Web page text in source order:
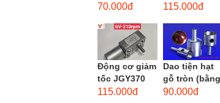
20.000 vòng/
torque
70.000đ
310 6-12 VDC.
mini JGA25-
310
115.000đ
Động cơ giảm
tốc JGY370
DC bánh răng
115.000đ
Dao tiện hạt
gỗ tròn (bằng
thép trắng)
90.000đ